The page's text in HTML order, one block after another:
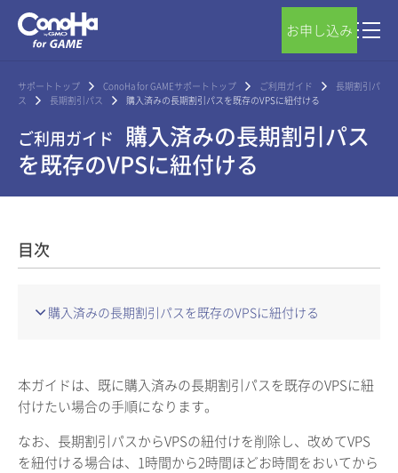
お申し込み
サポートトップ ConoHa for GAMEサポートトップ ご利用ガイド
長期割引パ
ス
長期割引パス 購入済みの長期割引パスを既存のVPSに紐付ける
ご利用ガイド
購入済みの長期割引パス
を既存のVPSに紐付ける
目次
購入済みの長期割引パスを既存のVPSに紐付ける
本ガイドは、既に購入済みの長期割引パスを既存のVPSに紐
付けたい場合の手順になります。
なお、長期割引パスからVPSの紐付けを削除し、改めてVPS
を紐付ける場合は、1時間から2時間ほどお時間をおいてから